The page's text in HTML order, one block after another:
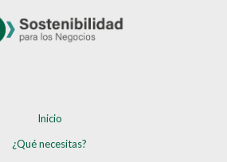
Inicio
¿Qué necesitas?